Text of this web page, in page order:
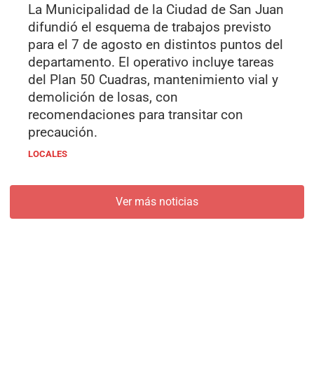
La Municipalidad de la Ciudad de San Juan
difundió el esquema de trabajos previsto
para el 7 de agosto en distintos puntos del
departamento. El operativo incluye tareas
del Plan 50 Cuadras, mantenimiento vial y
demolición de losas, con
recomendaciones para transitar con
precaución.
LOCALES
Ver más noticias